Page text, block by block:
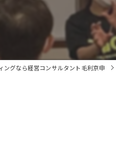
ングなら経営コンサルタント毛利京申